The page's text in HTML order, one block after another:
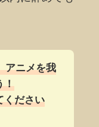
アニメを我
！
ください